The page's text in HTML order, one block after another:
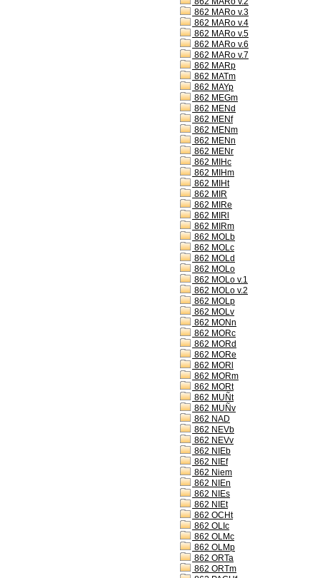
862 MARo v.3
862 MARo v.4
862 MARo v.5
862 MARo v.6
862 MARo v.7
862 MARp
862 MATm
862 MAYp
862 MEGm
862 MENd
862 MENf
862 MENm
862 MENn
862 MENr
862 MIHc
862 MIHm
862 MIHt
862 MIR
862 MIRe
862 MIRl
862 MIRm
862 MOLb
862 MOLc
862 MOLd
862 MOLo
862 MOLo v.1
862 MOLo v.2
862 MOLp
862 MOLv
862 MONn
862 MORc
862 MORd
862 MORe
862 MORl
862 MORm
862 MORt
862 MUÑt
862 MUÑv
862 NAD
862 NEVb
862 NEVv
862 NIEb
862 NIEf
862 Niem
862 NIEn
862 NIEs
862 NIEt
862 OCHt
862 OLIc
862 OLMc
862 OLMp
862 ORTa
862 ORTm